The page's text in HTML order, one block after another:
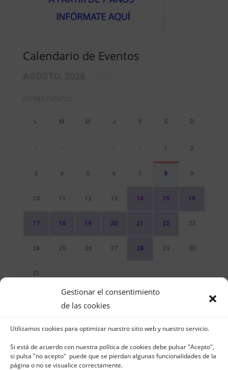
Gestionar el consentimiento
de las cookies
Utilizamos cookies para optimizar nuestro sitio web y nuestro servicio.
Si está de acuerdo con nuestra política de cookies debe pulsar "Acepto",
si pulsa "no acepto" puede que se pierdan algunas funcionalidades de la
página o no se visualice correctamente.
Calendario de Eventos
- - - - - 1 2
3 4 5 6 7 8 9
10 11 12 13 14 15 16
17 18 19 20 21 22 23
24 25 26 27 28 29 30
31
Sin Eventos